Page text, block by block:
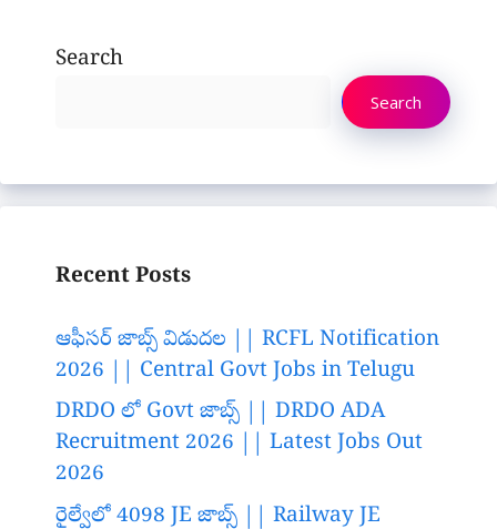
Search
Search
Recent Posts
ఆఫీసర్ జాబ్స్ విడుదల || RCFL Notification
2026 || Central Govt Jobs in Telugu
DRDO లో Govt జాబ్స్ || DRDO ADA
Recruitment 2026 || Latest Jobs Out
2026
రైల్వేలో 4098 JE జాబ్స్ || Railway JE